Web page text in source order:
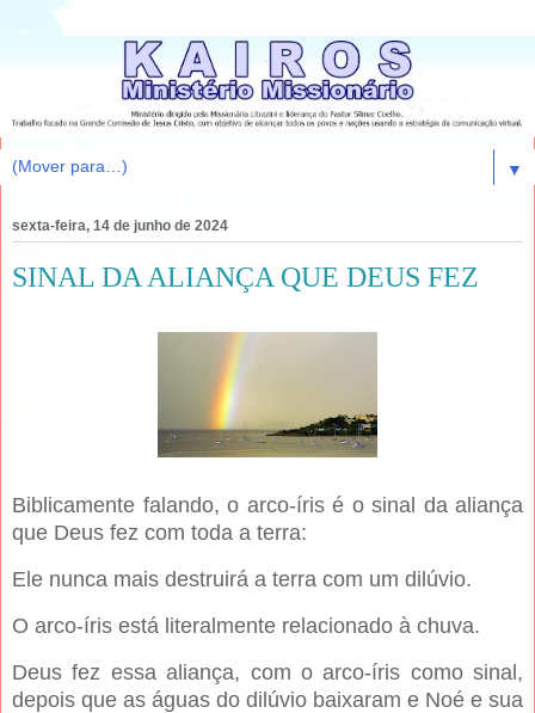
▼
sexta-feira, 14 de junho de 2024
SINAL DA ALIANÇA QUE DEUS FEZ
Biblicamente falando, o arco-íris é o sinal da aliança
que Deus fez com toda a terra:
Ele nunca mais destruirá a terra com um dilúvio.
O arco-íris está literalmente relacionado à chuva.
Deus fez essa aliança, com o arco-íris como sinal,
depois que as águas do dilúvio baixaram e Noé e sua